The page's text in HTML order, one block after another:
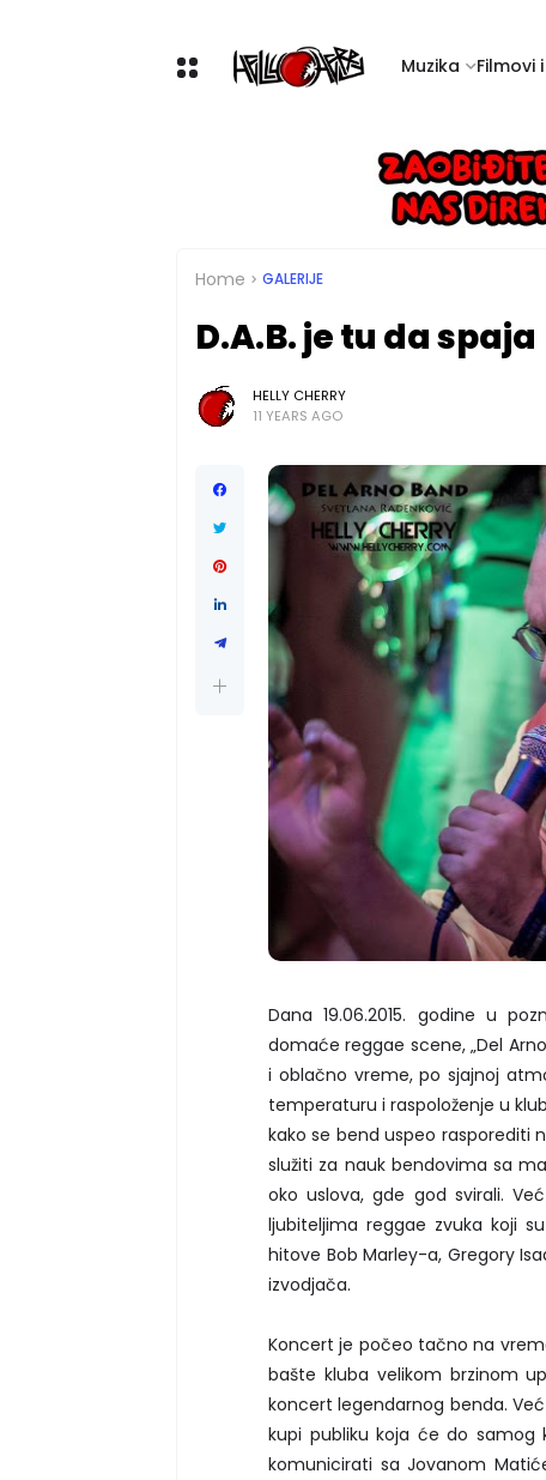
Muzika Filmovi
Home GALERIJE
D.A.B. je tu da spaja
HELLY CHERRY
11 YEARS AGO
Dana 19.06.2015. godine u
domaće reggae scene, „Del
i oblačno vreme, po sjajnoj
temperaturu i raspoloženje u
kako se bend uspeo rasporediti
služiti za nauk bendovima sa
oko uslova, gde god svirali.
ljubiteljima reggae zvuka koji
hitove Bob Marley-a, Gregory
izvodjača.
Koncert je počeo tačno na
bašte kluba velikom brzinom
koncert legendarnog benda.
kupi publiku koja će do samog
komunicirati sa Jovanom